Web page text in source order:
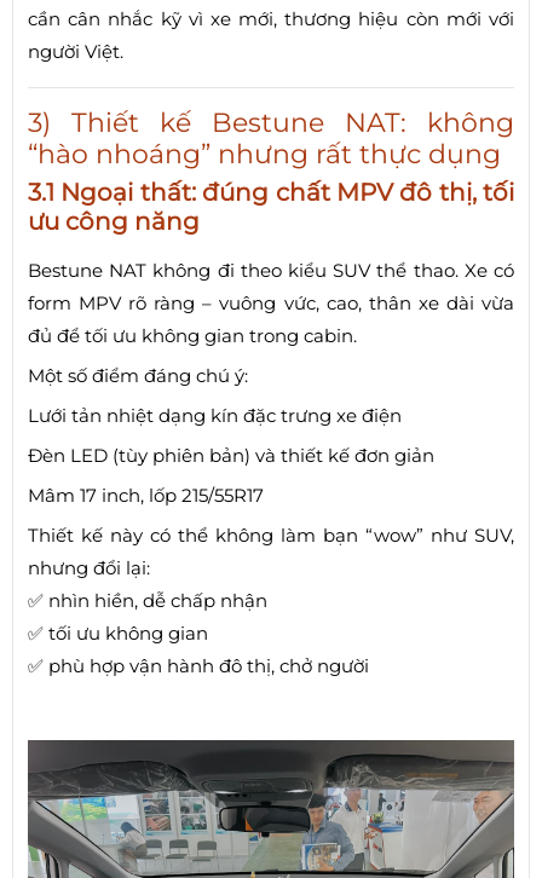
cần cân nhắc kỹ vì xe mới, thương hiệu còn mới với
người Việt.
3) Thiết kế Bestune NAT: không
“hào nhoáng” nhưng rất thực dụng
3.1 Ngoại thất: đúng chất MPV đô thị, tối
ưu công năng
Bestune NAT không đi theo kiểu SUV thể thao. Xe có
form MPV rõ ràng – vuông vức, cao, thân xe dài vừa
đủ để tối ưu không gian trong cabin.
Một số điểm đáng chú ý:
Lưới tản nhiệt dạng kín đặc trưng xe điện
Đèn LED (tùy phiên bản) và thiết kế đơn giản
Mâm 17 inch, lốp 215/55R17
Thiết kế này có thể không làm bạn “wow” như SUV,
nhưng đổi lại:
✅ nhìn hiền, dễ chấp nhận
✅ tối ưu không gian
✅ phù hợp vận hành đô thị, chở người